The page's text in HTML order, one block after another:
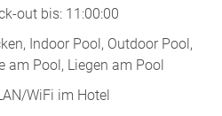
out bis: 11:00:00
Indoor Pool, Outdoor Pool,
am Pool, Liegen am Pool
WiFi im Hotel